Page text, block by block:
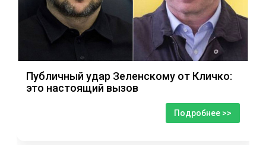
Публичный удар Зеленскому от Кличко:
это настоящий вызов
Подробнее >>